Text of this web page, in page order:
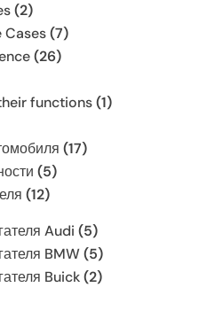
(2)
Cases(7)
(26)
functions(1)
(17)
(5)
(12)
Audi (5)
BMW(5)
Buick(2)